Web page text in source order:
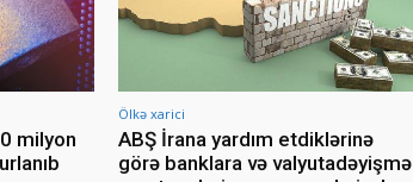
milyon
Ölkə xarici
ABŞ İrana yardım etdiklərinə
görə banklara və valyutadəyişmə